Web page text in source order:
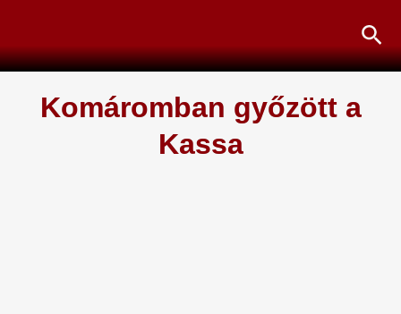
content
Komáromban győzött a
Kassa